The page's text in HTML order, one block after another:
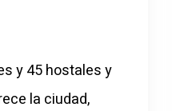
y 45 hostales y
la ciudad,